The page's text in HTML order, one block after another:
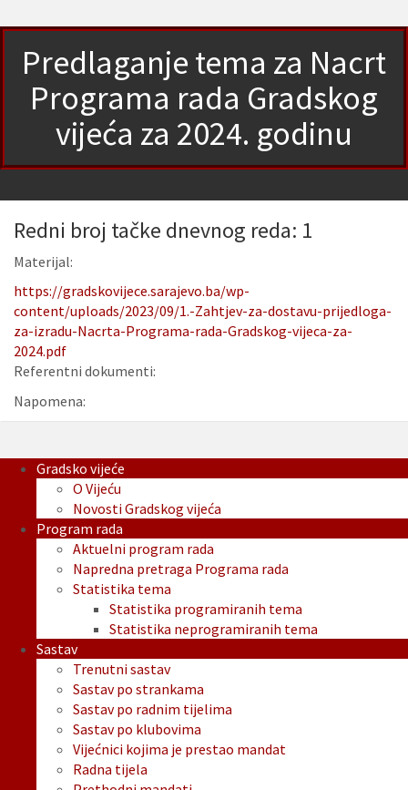
Predlaganje tema za Nacrt
Programa rada Gradskog
vijeća za 2024. godinu
Redni broj tačke dnevnog reda: 1
Materijal:
https://gradskovijece.sarajevo.ba/wp-
content/uploads/2023/09/1.-Zahtjev-za-dostavu-prijedloga-
za-izradu-Nacrta-Programa-rada-Gradskog-vijeca-za-
2024.pdf
Referentni dokumenti:
Napomena:
Gradsko vijeće
O Vijeću
Novosti Gradskog vijeća
Program rada
Aktuelni program rada
Napredna pretraga Programa rada
Statistika tema
Statistika programiranih tema
Statistika neprogramiranih tema
Sastav
Trenutni sastav
Sastav po strankama
Sastav po radnim tijelima
Sastav po klubovima
Vijećnici kojima je prestao mandat
Radna tijela